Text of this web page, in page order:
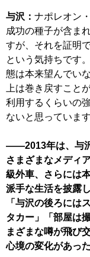
与沢： ナポレオン
成功の種子が含ま
すが、それを証明
という気持ちです
態は本来望んでい
上は巻き戻すこと
利用するくらいの
ないと思っています
――2013年は、与沢
さまざまなメディ
級外車、さらには
派手な生活を披露
「与沢の後ろには
タカー」「部屋は
まざまな噂が飛び
心境の変化があっ